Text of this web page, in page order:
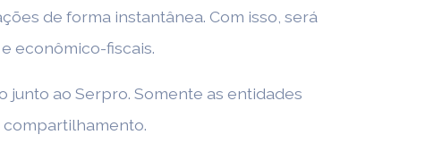
de forma instantânea. Com isso, será
econômico-fiscais.
ao Serpro. Somente as entidades